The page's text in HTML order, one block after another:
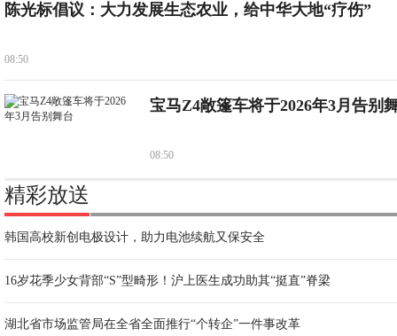
陈光标倡议：大力发展生态农业，给中华大地“疗伤”
08:50
宝马Z4敞篷车将于2026年3月告别
08:50
精彩放送
韩国高校新创电极设计，助力电池续航又保安全
16岁花季少女背部“S”型畸形！沪上医生成功助其“挺直”脊梁
湖北省市场监管局在全省全面推行“个转企”一件事改革